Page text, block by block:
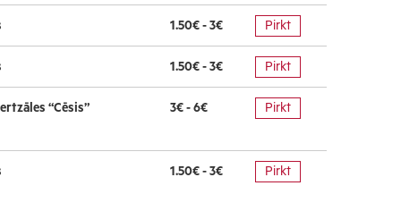
1.50€ - 3€ Pirkt
1.50€ - 3€ Pirkt
“Cēsis”
3€ - 6€ Pirkt
1.50€ - 3€ Pirkt